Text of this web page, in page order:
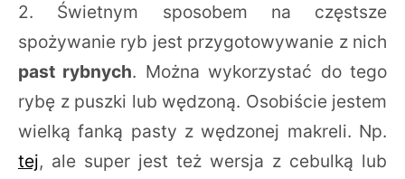
2. Świetnym sposobem na częstsze
spożywanie ryb jest przygotowywanie z nich
past rybnych. Można wykorzystać do tego
rybę z puszki lub wędzoną. Osobiście jestem
wielką fanką pasty z wędzonej makreli. Np.
tej, ale super jest też wersja z cebulką lub